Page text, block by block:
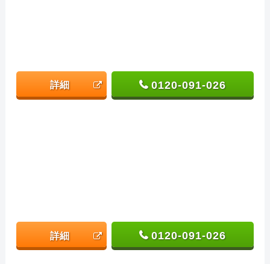
詳細 0120-091-026
詳細 0120-091-026